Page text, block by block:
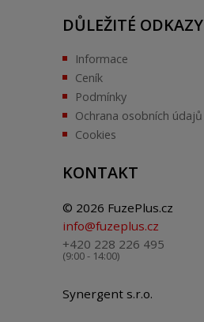
DŮLEŽITÉ ODKAZY
Informace
Ceník
Podmínky
Ochrana osobních údajů
Cookies
KONTAKT
© 2026 FuzePlus.cz
info@fuzeplus.cz
+420 228 226 495
(9:00 - 14:00)
Synergent s.r.o.